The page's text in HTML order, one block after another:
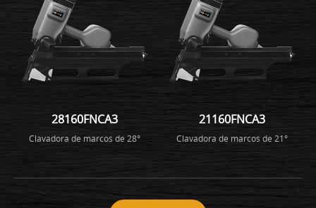
28160FNCA3
Clavadora de marcos de 28°
21160FNCA3
Clavadora de marcos de 21°